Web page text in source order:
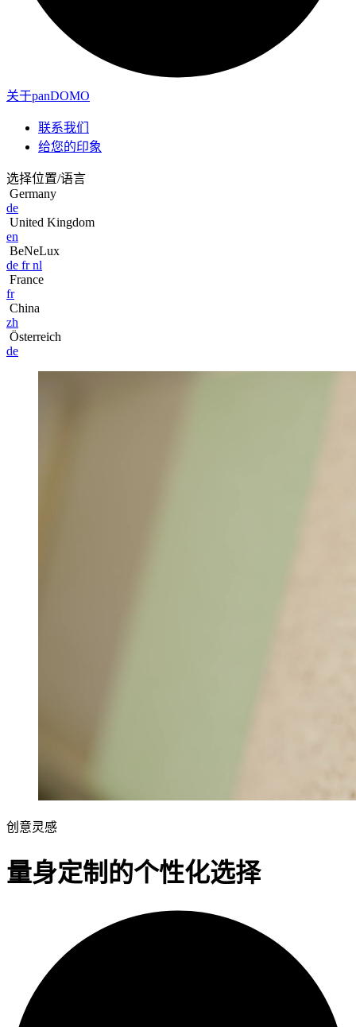
关于panDOMO
联系我们
给您的印象
选择位置/语言
Germany
de
United Kingdom
en
BeNeLux
de frnl
France
fr
China
zh
Österreich
de
创意灵感
量身定制的个性化选择